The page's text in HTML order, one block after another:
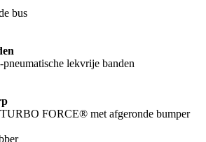
bus
lekvrije banden
FORCE® met afgeronde bumper